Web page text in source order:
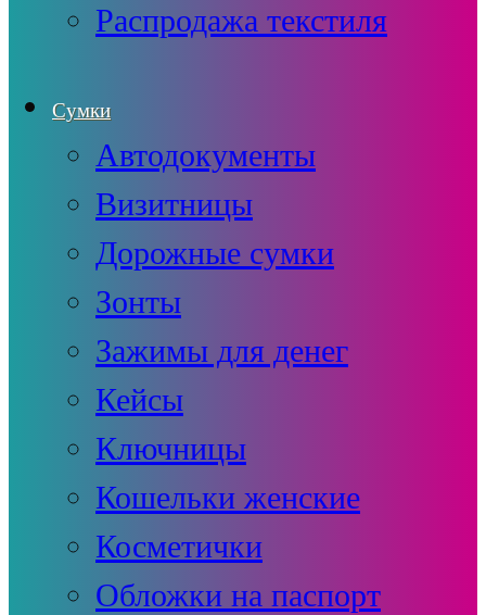
Распродажа текстиля
Сумки
Автодокументы
Визитницы
Дорожные сумки
Зонты
Зажимы для денег
Кейсы
Ключницы
Кошельки женские
Косметички
Обложки на паспорт